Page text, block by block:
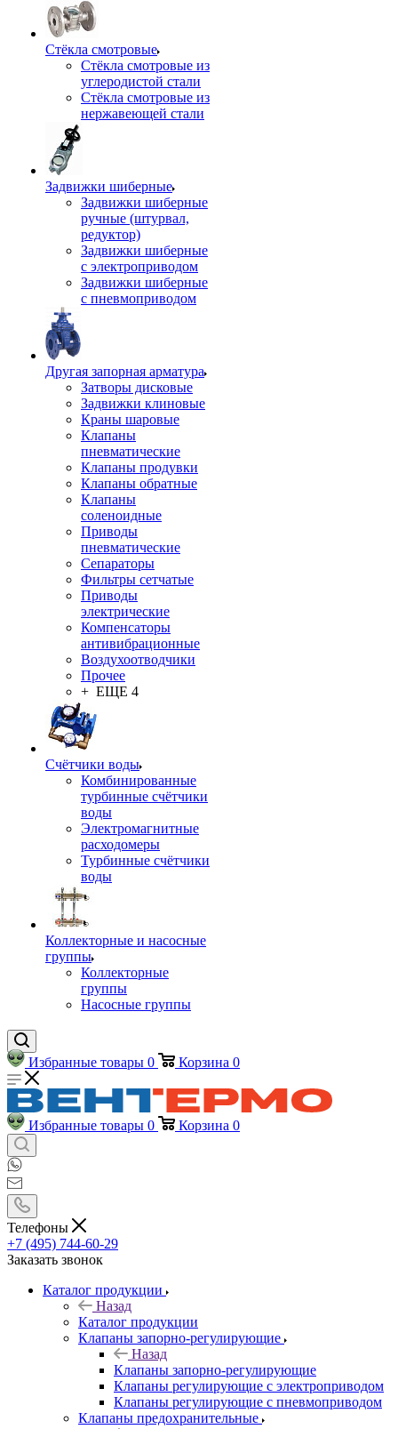
Стёкла смотровые
Стёкла смотровые из
углеродистой стали
Стёкла смотровые из
нержавеющей стали
Задвижки шиберные
Задвижки шиберные
ручные (штурвал,
редуктор)
Задвижки шиберные
с электроприводом
Задвижки шиберные
с пневмоприводом
Другая запорная арматура
Затворы дисковые
Задвижки клиновые
Краны шаровые
Клапаны
пневматические
Клапаны продувки
Клапаны обратные
Клапаны
соленоидные
Приводы
пневматические
Сепараторы
Фильтры сетчатые
Приводы
электрические
Компенсаторы
антивибрационные
Воздухоотводчики
Прочее
+ ЕЩЕ 4
Счётчики воды
Комбинированные
турбинные счётчики
воды
Электромагнитные
расходомеры
Турбинные счётчики
воды
Коллекторные и насосные
группы
Коллекторные
группы
Насосные группы
Избранные товары 0 Корзина 0
Избранные товары 0 Корзина 0
Телефоны
+7 (495) 744-60-29
Заказать звонок
Каталог продукции
Назад
Каталог продукции
Клапаны запорно-регулирующие
Назад
Клапаны запорно-регулирующие
Клапаны регулирующие с электроприводом
Клапаны регулирующие с пневмоприводом
Клапаны предохранительные